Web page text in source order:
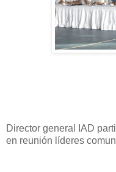
Director general IAD
en reunión líderes